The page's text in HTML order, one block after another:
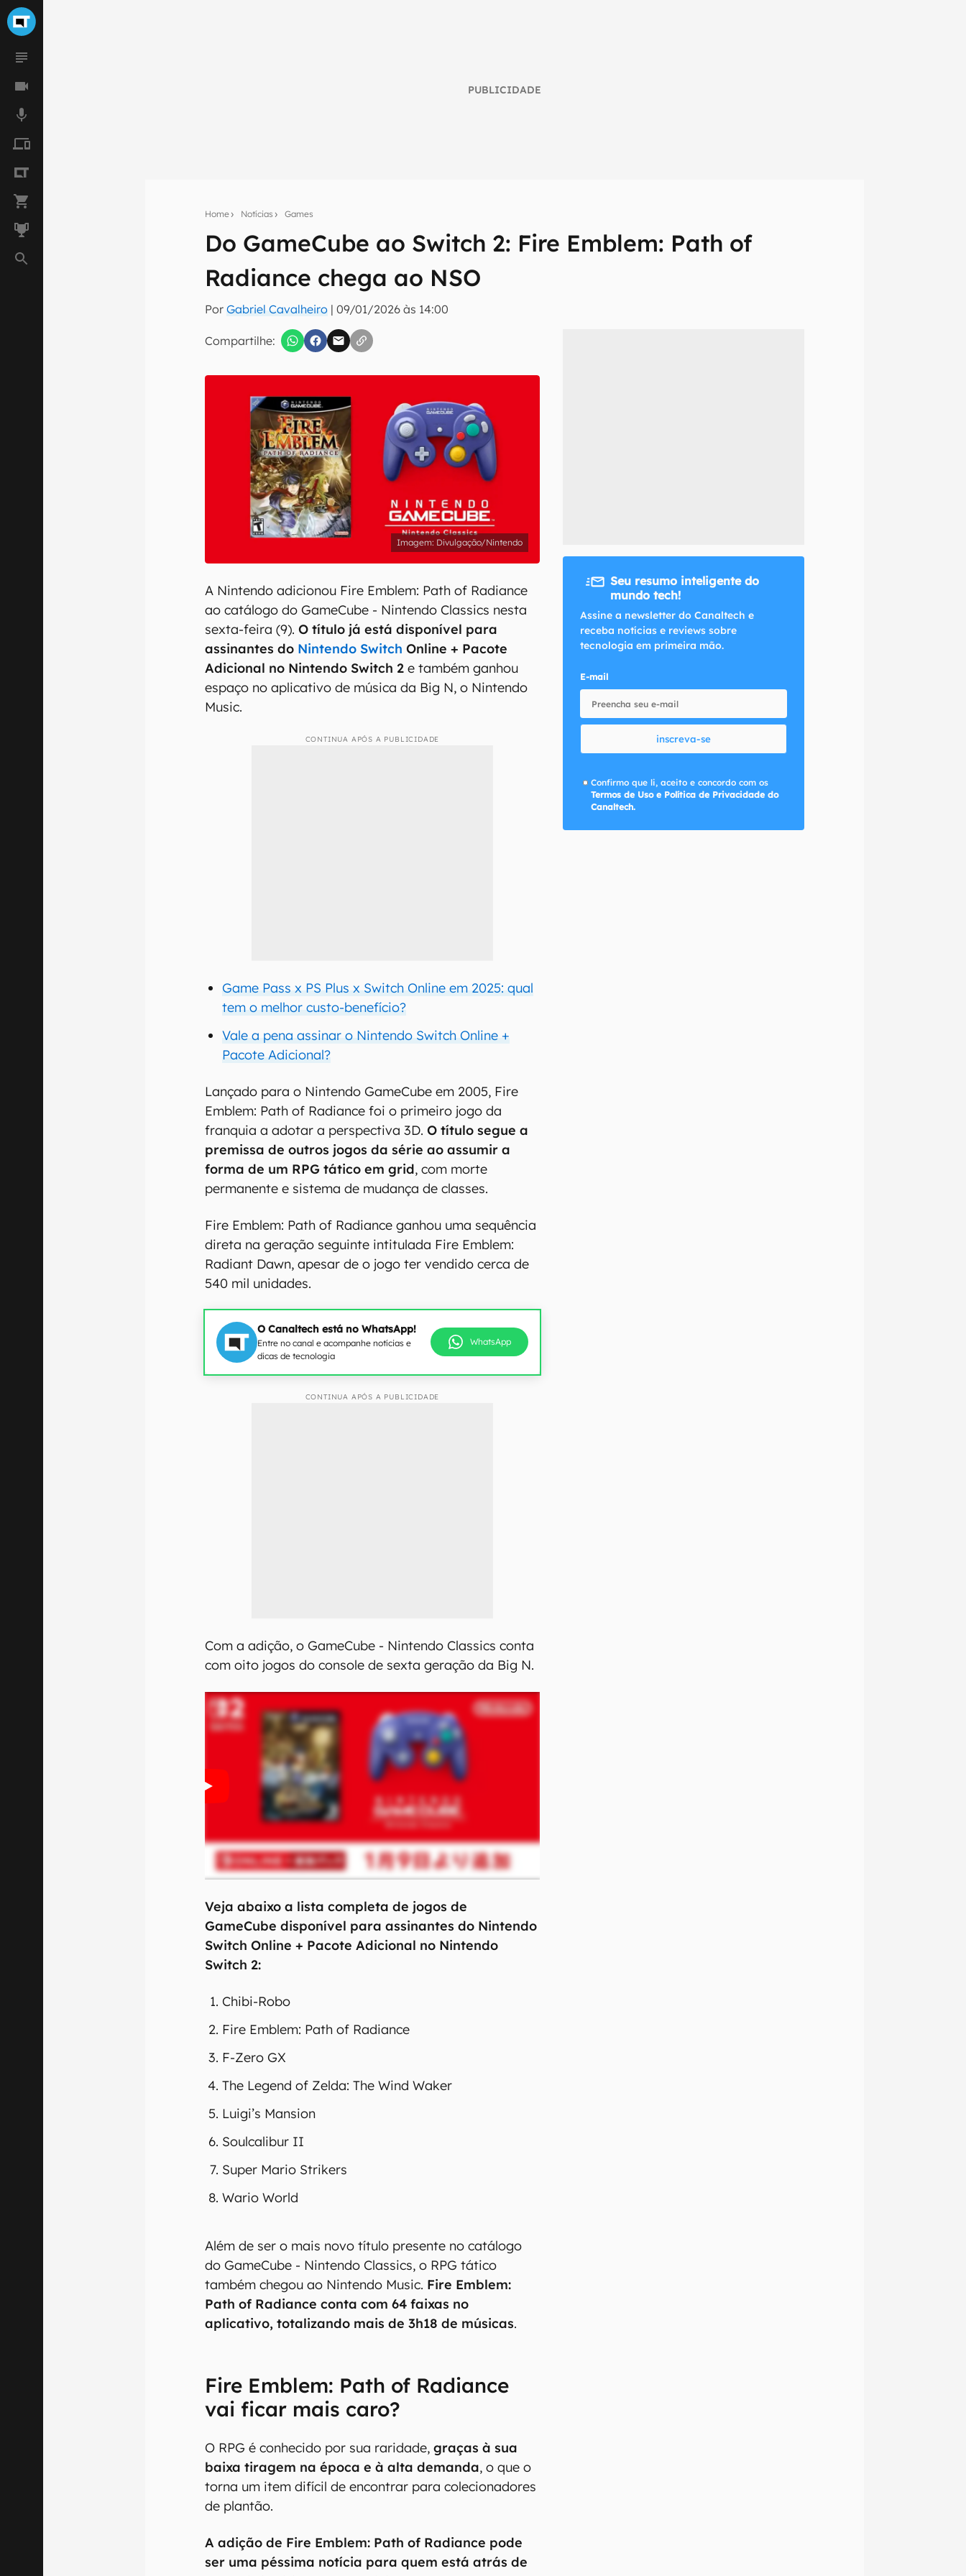
PUBLICIDADE
Home Notícias Games
Do GameCube ao Switch 2: Fire Emblem: Path of
Radiance chega ao NSO
PorGabriel Cavalheiro |09/01/2026 às 14:00
Compartilhe:
Assine a newsletter do Canaltech e receba notícias e reviews sobre tecnologia em primeira
Confirmo que li, aceito e concordo com os Termos de Uso e Política de Privacidade do Canaltech.
Divulgação/Nintendo
A Nintendo adicionou Fire Emblem: Path of Radiance
ao catálogo do GameCube - Nintendo Classics nesta
sexta-feira (9).O título já está disponível para
assinantes do Nintendo Switch Online + Pacote
Adicional no Nintendo Switch 2 e também ganhou
espaço no aplicativo de música da Big N, o Nintendo
Music.
CONTINUA APÓS A PUBLICIDADE
Game Pass x PS Plus x Switch Online em 2025: qual
tem o melhor custo-benefício?
Vale a pena assinar o Nintendo Switch Online +
Pacote Adicional?
Lançado para o Nintendo GameCube em 2005, Fire
Emblem: Path of Radiance foi o primeiro jogo da
franquia a adotar a perspectiva 3D.O título segue a
premissa de outros jogos da série ao assumir a
forma de um RPG tático em grid, com morte
permanente e sistema de mudança de classes.
Fire Emblem: Path of Radiance ganhou uma sequência
direta na geração seguinte intitulada Fire Emblem:
Radiant Dawn, apesar de o jogo ter vendido cerca de
540 mil unidades.
O Canaltech está no WhatsApp!
Entre no canal e acompanhe notícias e
dicas de tecnologia
WhatsApp
CONTINUA APÓS A PUBLICIDADE
Com a adição, o GameCube - Nintendo Classics conta
com oito jogos do console de sexta geração da Big N.
Veja abaixo a lista completa de jogos de
GameCube disponível para assinantes do Nintendo
Switch Online + Pacote Adicional no Nintendo
Switch 2:
Chibi-Robo
Fire Emblem: Path of Radiance
F-Zero GX
The Legend of Zelda: The Wind Waker
Luigi’s Mansion
Soulcalibur II
Super Mario Strikers
Wario World
do GameCube - Nintendo Classics, o RPG tático
também chegou ao Nintendo Music.Fire Emblem:
Path of Radiance conta com 64 faixas no
aplicativo, totalizando mais de 3h18 de músicas
Seu resumo inteligente do
mundo tech!
Assine a newsletter do Canaltech e
receba notícias e reviews sobre
tecnologia em primeira mão.
E-mail
inscreva-se
Confirmo que li, aceito e concordo com os
Termos de Uso e Política de Privacidade do
Canaltech.